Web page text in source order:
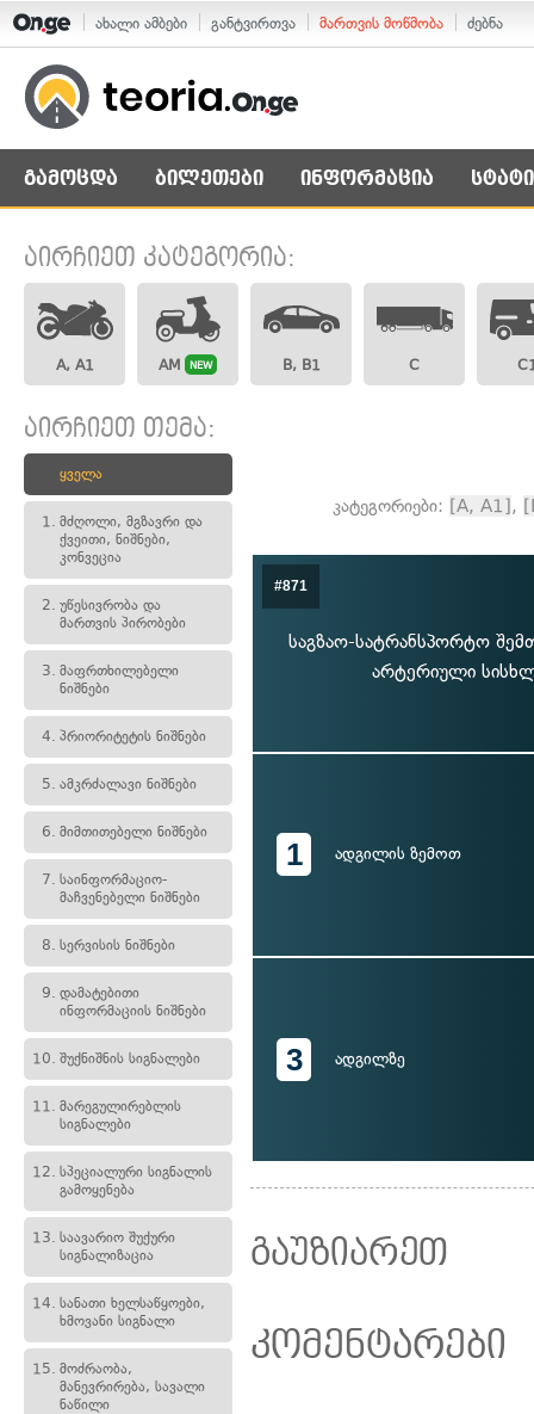
ახალი ამბები განტვირთვა მართვის მოწმობა ძებნა
გამოცდა ბილეთები ინფორმაცია
აირჩიეთ კატეგორია:
A, A1 AM NEW B, B1 C
აირჩიეთ თემა:
ყველა
1. მძღოლი, მგზავრი და
ქვეითი, ნიშნები,
კონვეცია
2. უწესივრობა და
მართვის პირობები
3. მაფრთხილებელი
ნიშნები
4. პრიორიტეტის ნიშნები
5. ამკრძალავი ნიშნები
6. მიმთითებელი ნიშნები
7. საინფორმაციო-
მაჩვენებელი ნიშნები
8. სერვისის ნიშნები
9. დამატებითი
ინფორმაციის ნიშნები
10. შუქნიშნის სიგნალები
11. მარეგულირებლის
სიგნალები
12. სპეციალური სიგნალის
გამოყენება
13. საავარიო შუქური
სიგნალიზაცია
14. სანათი ხელსაწყოები,
ხმოვანი სიგნალი
15. მოძრაობა,
მანევრირება, სავალი
ნაწილი
კატეგორიები: [A, A1],
#871
საგზაო-სატრანსპორტო
არტერიული
1 ადგილის ზემოთ
3 ადგილზე
გაუზიარეთ
კომენტარები